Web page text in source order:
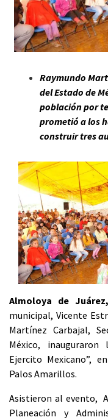
Raymundo
del Estado de
población por
prometió a los
construir tres
Almoloya de
municipal, Vicente
Martínez Carbajal,
México,
Ejercito Mexicano”,
Palos Amarillos.
Asistieron al evento,
Planeación y